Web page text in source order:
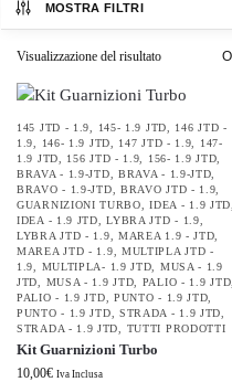
MOSTRA FILTRI
Visualizzazione del risultato
145 JTD - 1.9 145- 1.9 JTD
146 JTD -
1.9
146- 1.9 JTD 147 JTD - 1.9
147-
1.9 JTD
156 JTD - 1.9 156- 1.9 JTD
BRAVA - 1.9-JTD
BRAVA - 1.9-JTD
BRAVO - 1.9-JTD
BRAVO JTD - 1.9
GUARNIZIONI TURBO ,IDEA - 1.9 JTD
IDEA - 1.9 JTD ,LYBRA JTD - 1.9
LYBRA JTD - 1.9
MAREA 1.9 - JTD
MAREA JTD - 1.9
MULTIPLA JTD -
1.9
MULTIPLA- 1.9 JTD
MUSA - 1.9
JTD
MUSA - 1.9 JTD PALIO - 1.9 JTD
PALIO - 1.9 JTD
PUNTO - 1.9 JTD
PUNTO - 1.9 JTD
STRADA - 1.9 JTD
STRADA - 1.9 JTD
TUTTI PRODOTTI
Kit Guarnizioni Turbo
10,00€ Iva Inclusa